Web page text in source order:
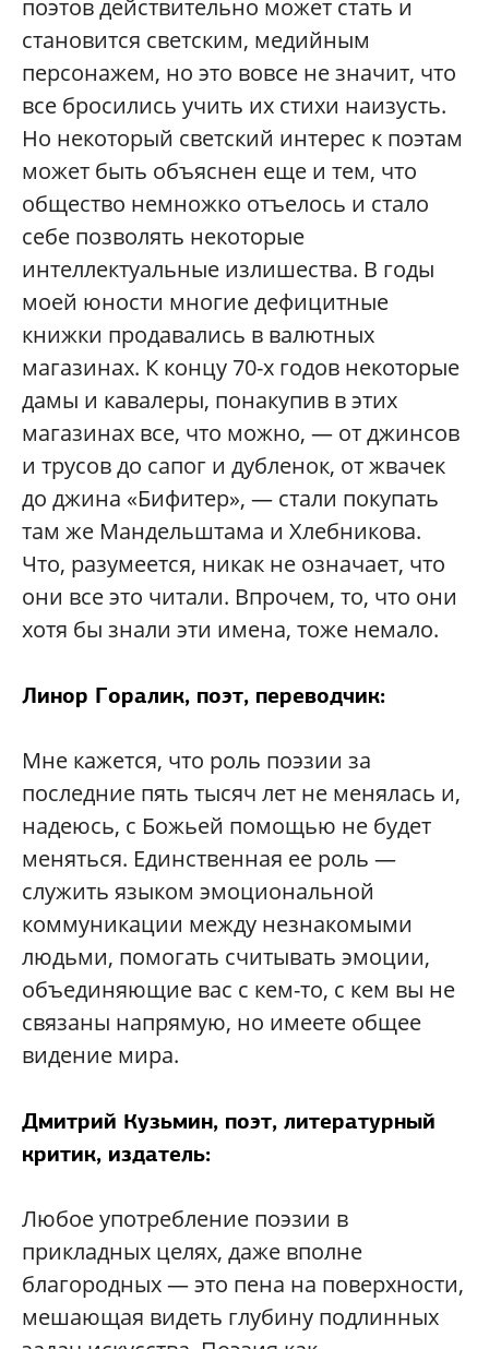
поэтов действительно может стать и
становится светским, медийным
персонажем, но это вовсе не значит, что
все бросились учить их стихи наизусть.
Но некоторый светский интерес к поэтам
может быть объяснен еще и тем, что
общество немножко отъелось и стало
себе позволять некоторые
интеллектуальные излишества. В годы
моей юности многие дефицитные
книжки продавались в валютных
магазинах. К концу 70-х годов некоторые
дамы и кавалеры, понакупив в этих
магазинах все, что можно, — от джинсов
и трусов до сапог и дубленок, от жвачек
до джина «Бифитер», — стали покупать
там же Мандельштама и Хлебникова.
Что, разумеется, никак не означает, что
они все это читали. Впрочем, то, что они
хотя бы знали эти имена, тоже немало.
Линор Горалик, поэт, переводчик:
Мне кажется, что роль поэзии за
последние пять тысяч лет не менялась и,
надеюсь, с Божьей помощью не будет
меняться. Единственная ее роль —
служить языком эмоциональной
коммуникации между незнакомыми
людьми, помогать считывать эмоции,
объединяющие вас с кем-то, с кем вы не
связаны напрямую, но имеете общее
видение мира.
Дмитрий Кузьмин, поэт, литературный
критик, издатель:
Любое употребление поэзии в
прикладных целях, даже вполне
благородных — это пена на поверхности,
мешающая видеть глубину подлинных